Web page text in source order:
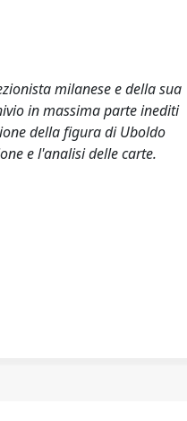
milanese e della sua
in massima parte inediti
della figura di Uboldo
e l'analisi delle carte.